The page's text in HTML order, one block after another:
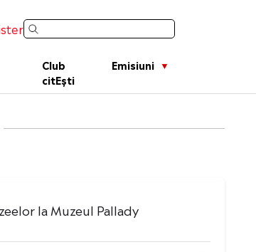
Club
citEști
Emisiuni
la Muzeul Pallady